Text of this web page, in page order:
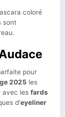
coloré
sont
pour
2025 les
avec les fards
d’eyeliner